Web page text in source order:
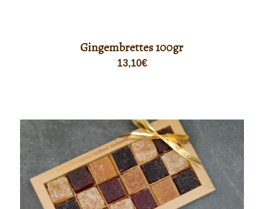
Gingembrettes 100gr
13,10€